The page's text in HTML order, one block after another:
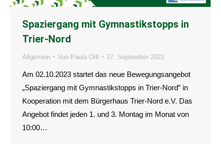
Spaziergang mit Gymnastikstopps in
Trier-Nord
Allgemein Von Paula Orlt 27. September 2023
Am 02.10.2023 startet das neue Bewegungsangebot
„Spaziergang mit Gymnastikstopps in Trier-Nord” in
Kooperation mit dem Bürgerhaus Trier-Nord e.V. Das
Angebot findet jeden 1. und 3. Montag im Monat von
10:00…